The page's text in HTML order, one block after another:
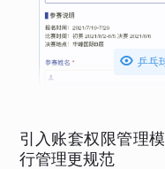
 乒乓
引入账套权限管理
行管理更规范